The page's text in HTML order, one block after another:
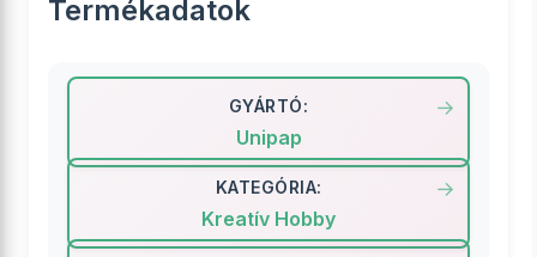
Termékadatok
GYÁRTÓ:
Unipap
KATEGÓRIA:
Kreatív Hobby